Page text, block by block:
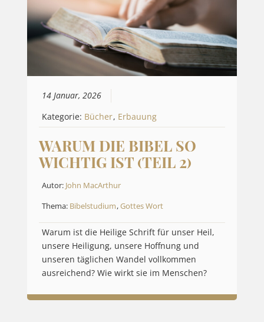
14 Januar, 2026
Kategorie: Bücher, Erbauung
WARUM DIE BIBEL SO
WICHTIG IST (TEIL 2)
Autor: John MacArthur
Thema: Bibelstudium,Gottes Wort
Warum ist die Heilige Schrift für unser Heil,
unsere Heiligung, unsere Hoffnung und
unseren täglichen Wandel vollkommen
ausreichend? Wie wirkt sie im Menschen?